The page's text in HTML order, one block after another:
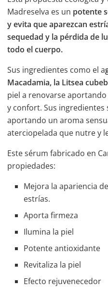
Madreselva es un potente
y evita que aparezcan
sequedad y la pérdida de
todo el cuerpo.
Sus ingredientes como el a
Macadamia, la Litsea
piel a renovarse
y confort. Sus ingredientes
aportando un aroma
aterciopelada que nutre y
Este sérum fabricado en
propiedades:
Mejora la apariencia
estrías.
Aporta firmeza
Ilumina la piel
Potente antioxidante
Revitaliza la piel
Efecto rejuvenecedor